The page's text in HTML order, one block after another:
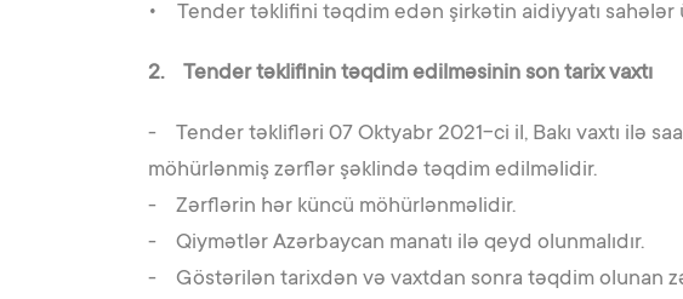
• Tender təklifini təqdim edən şirkətin aidiyyatı sahələr
2. Tender təklifinin təqdim edilməsinin son tarix vaxtı
- Tender təklifləri 07 Oktyabr 2021-ci il, Bakı vaxtı ilə
möhürlənmiş zərflər şəklində təqdim edilməlidir.
- Zərflərin hər küncü möhürlənməlidir.
- Qiymətlər Azərbaycan manatı ilə qeyd olunmalıdır.
- Göstərilən tarixdən və vaxtdan sonra təqdim olunan